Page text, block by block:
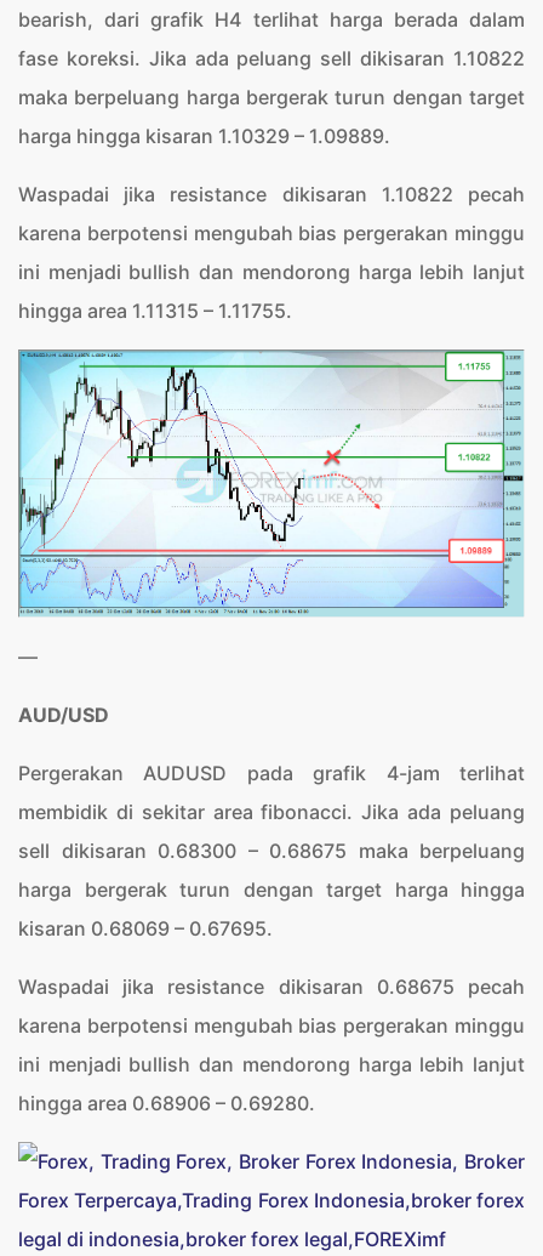
bearish, dari grafik H4 terlihat harga berada dalam
fase koreksi. Jika ada peluang sell dikisaran 1.10822
maka berpeluang harga bergerak turun dengan target
harga hingga kisaran 1.10329 – 1.09889.
Waspadai jika resistance dikisaran 1.10822 pecah
karena berpotensi mengubah bias pergerakan minggu
ini menjadi bullish dan mendorong harga lebih lanjut
hingga area 1.11315 – 1.11755.
—
AUD/USD
Pergerakan AUDUSD pada grafik 4-jam terlihat
membidik di sekitar area fibonacci. Jika ada peluang
sell dikisaran 0.68300 – 0.68675 maka berpeluang
harga bergerak turun dengan target harga hingga
kisaran 0.68069 – 0.67695.
Waspadai jika resistance dikisaran 0.68675 pecah
karena berpotensi mengubah bias pergerakan minggu
ini menjadi bullish dan mendorong harga lebih lanjut
hingga area 0.68906 – 0.69280.